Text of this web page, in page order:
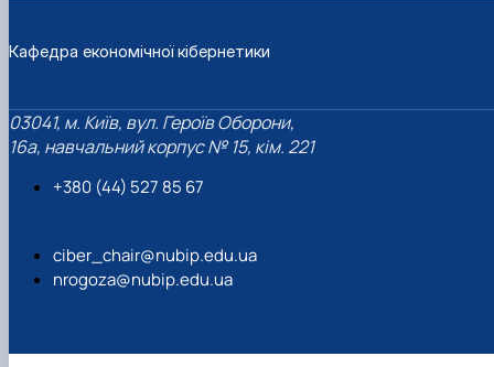
Кафедра економічної кібернетики
03041, м. Київ, вул. Героїв Оборони,
16а, навчальний корпус № 15, кім. 221
+380 (44) 527 85 67‬
ciber_chair@nubip.edu.ua
nrogoza@nubip.edu.ua